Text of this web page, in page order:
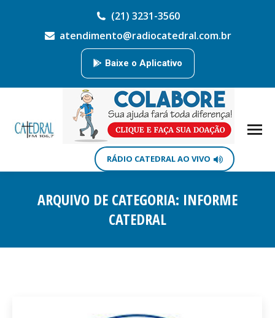
(21) 3231-3560
atendimento@radiocatedral.com.br
Baixe o Aplicativo
RÁDIO CATEDRAL AO VIVO
ARQUIVO DE CATEGORIA: INFORME
CATEDRAL